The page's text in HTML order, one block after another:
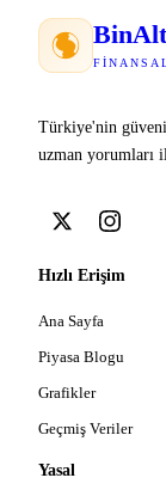
Bin
Türkiye'nin
uzman yorumları
Hızlı Erişim
Ana Sayfa
Piyasa Blogu
Grafikler
Geçmiş Veriler
Yasal